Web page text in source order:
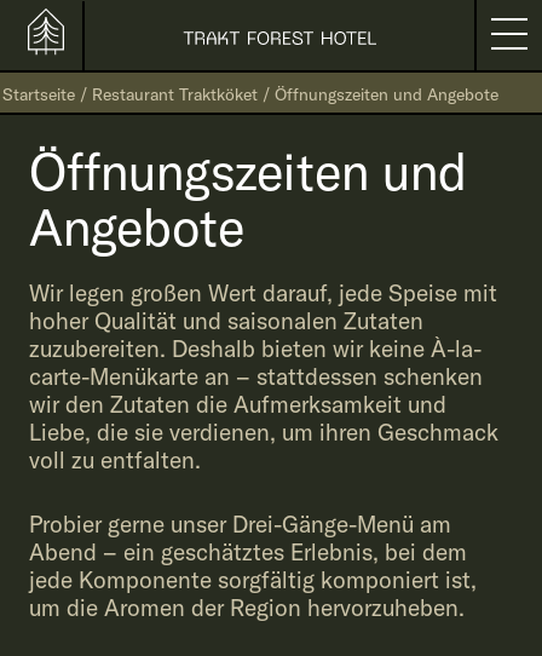
Startseite / Restaurant Traktköket / Öffnungszeiten und Angebote
Öffnungszeiten und
Angebote
Wir legen großen Wert darauf, jede Speise mit
hoher Qualität und saisonalen Zutaten
zuzubereiten. Deshalb bieten wir keine À-la-
carte-Menükarte an – stattdessen schenken
wir den Zutaten die Aufmerksamkeit und
Liebe, die sie verdienen, um ihren Geschmack
voll zu entfalten.
Probier gerne unser Drei-Gänge-Menü am
Abend – ein geschätztes Erlebnis, bei dem
jede Komponente sorgfältig komponiert ist,
um die Aromen der Region hervorzuheben.